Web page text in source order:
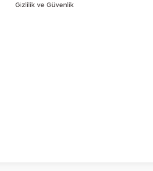
Gizlilik ve Güvenlik